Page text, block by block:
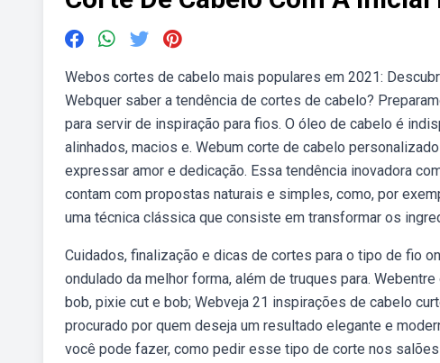
Webos cortes de cabelo mais populares em 2021:
Webquer saber a tendência de cortes de cabelo?
para servir de inspiração para fios. O óleo de cabelo é
alinhados, macios e. Webum corte de cabelo
expressar amor e dedicação. Essa tendência inovadora
contam com propostas naturais e simples, como, por
uma técnica clássica que consiste em transformar os
Cuidados, finalização e dicas de cortes para o tipo de fio
ondulado da melhor forma, além de truques para.
bob, pixie cut e bob; Webveja 21 inspirações de cabelo
procurado por quem deseja um resultado elegante e
você pode fazer, como pedir esse tipo de corte nos